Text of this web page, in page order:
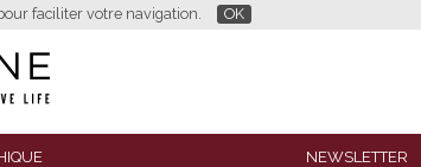
faciliter votre navigation. OK
NEWSLETTER